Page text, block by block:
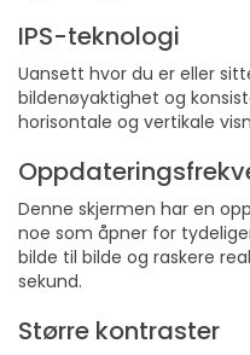
IPS-teknologi
Uansett hvor du er eller
bildenøyaktighet og
horisontale og vertikale
Denne skjermen har en
noe som åpner for
bilde til bilde og raskere
sekund.
Større kontraster